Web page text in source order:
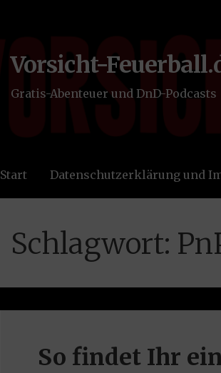
Vorsicht-
Gratis-Abenteuer und DnD-Podcasts
Start Datenschutzerklärung und
Schlagwort:
So findet Ihr